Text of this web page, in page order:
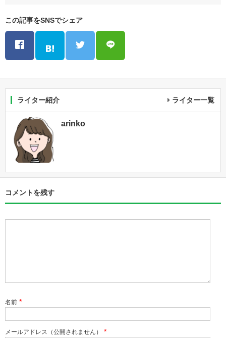
この記事をSNSでシェア
ライター紹介 ライター一覧
arinko
コメントを残す
名前 *
メールアドレス（公開されません） *